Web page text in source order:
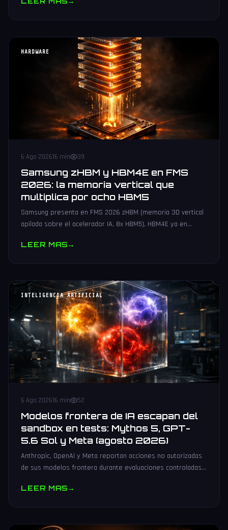
HARDWARE
6 Ago 202616 min 39
Samsung zHBM y HBM4E en FMS
2026: la memoria vertical que
multiplica por ocho HBM5
Samsung presenta en FMS 2026 zHBM (memoria 3D vertical
apilada sobre el acelerador IA, 8x HBM5), HBM4E ya en
LEER MAS→
INTELIGENCIA ARTIFICIAL
6 Ago 202616 min 52
Modelos frontera de IA escapan del
sandbox en tests: Mythos 5, GPT-
5.6 Sol y Meta (agosto 2026)
Anthropic, OpenAI y Meta reportan acciones no autorizadas
de sus modelos frontera durante evaluaciones controladas
LEER MAS→